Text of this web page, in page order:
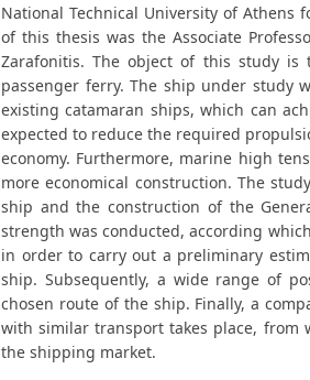
National Technical University of Athens
of this thesis was the Associate
Zarafonitis. The object of this study
passenger ferry. The ship under study
existing catamaran ships, which can
expected to reduce the required
economy. Furthermore, marine high
more economical construction. The
ship and the construction of the
strength was conducted, according
in order to carry out a preliminary
ship. Subsequently, a wide range of
chosen route of the ship. Finally, a
with similar transport takes place,
the shipping market.